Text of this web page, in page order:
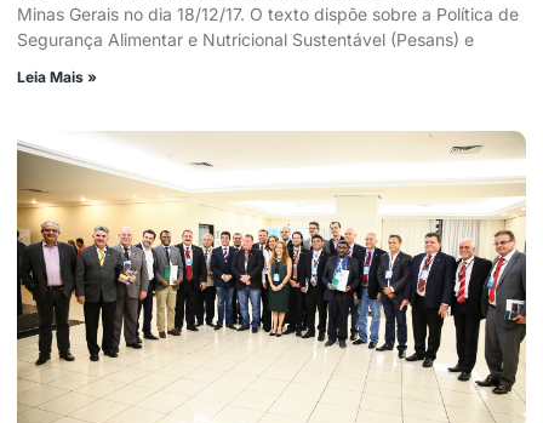
Minas Gerais no dia 18/12/17. O texto dispõe sobre a Política de
Segurança Alimentar e Nutricional Sustentável (Pesans) e
Leia Mais »